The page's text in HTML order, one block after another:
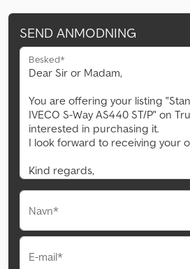
SEND ANMODNING
Besked*
Navn*
E-mail*